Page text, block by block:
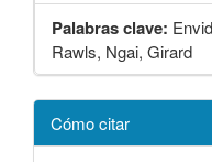
Palabras clave:
Rawls, Ngai, Girard
Detalles
del
artículo
Cómo citar